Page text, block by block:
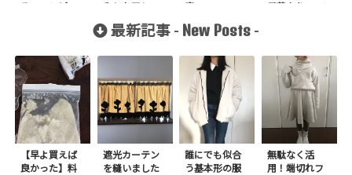
ろいワンピー
入したアレ
車
子著よりOワン
最新記事 - New Posts -
【早よ買えば
良かった】料
遮光カーテン
を縫いました
誰にでも似合
う基本形の服
無駄なく活
用！端切れフ